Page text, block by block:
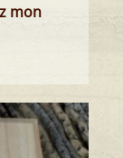
mon